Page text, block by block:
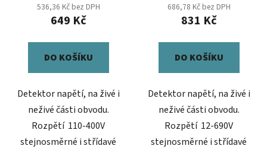
536,36 Kč bez DPH
649 Kč
DO KOŠÍKU
Detektor napětí, na živé i
neživé části obvodu.
Rozpětí 110-400V
stejnosměrné i střídavé
686,78 Kč bez DPH
831 Kč
DO KOŠÍKU
Detektor napětí, na živé i
neživé části obvodu.
Rozpětí 12-690V
stejnosměrné i střídavé